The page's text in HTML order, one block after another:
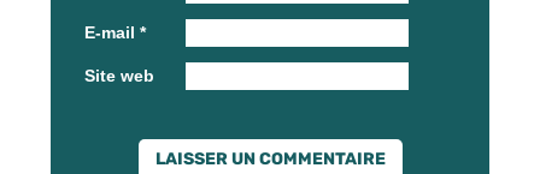
E-mail *
Site web